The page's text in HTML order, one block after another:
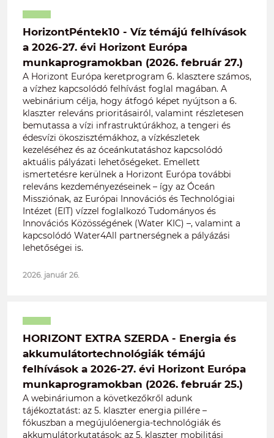
HorizontPéntek10 - Víz témájú felhívások
a 2026-27. évi Horizont Európa
munkaprogramokban (2026. február 27.)
A Horizont Európa keretprogram 6. klasztere számos,
a vízhez kapcsolódó felhívást foglal magában. A
webinárium célja, hogy átfogó képet nyújtson a 6.
klaszter releváns prioritásairól, valamint részletesen
bemutassa a vízi infrastruktúrákhoz, a tengeri és
édesvízi ökoszisztémákhoz, a vízkészletek
kezeléséhez és az óceánkutatáshoz kapcsolódó
aktuális pályázati lehetőségeket. Emellett
ismertetésre kerülnek a Horizont Európa további
releváns kezdeményezéseinek – így az Óceán
Missziónak, az Európai Innovációs és Technológiai
Intézet (EIT) vízzel foglalkozó Tudományos és
Innovációs Közösségének (Water KIC) –, valamint a
kapcsolódó Water4All partnerségnek a pályázási
lehetőségei is.
2026. január 26.
HORIZONT EXTRA SZERDA - Energia és
akkumulátortechnológiák témájú
felhívások a 2026-27. évi Horizont Európa
munkaprogramokban (2026. február 25.)
A webináriumon a következőkről adunk
tájékoztatást: az 5. klaszter energia pillére –
fókuszban a megújulóenergia-technológiák és
akkumulátorkutatások; az 5. klaszter mobilitási